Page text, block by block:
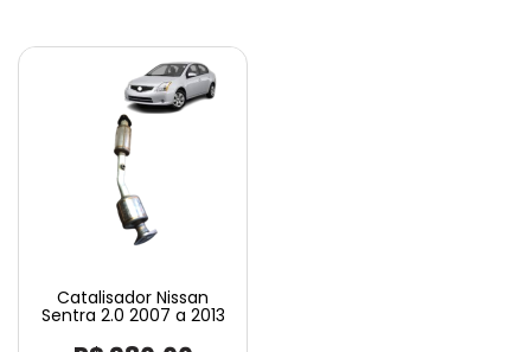
Catalisador Nissan
Sentra 2.0 2007 a 2013